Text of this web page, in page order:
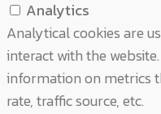
Analytics
Analytical cookies are
interact with the
information on metrics
rate, traffic source, etc.